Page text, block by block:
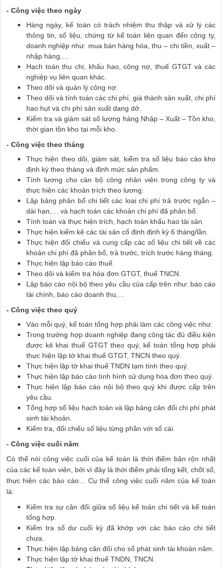
- Công việc theo ngày
Hàng ngày, kế toán có trách nhiệm thu thập và xử lý các
thông tin, số liệu, chứng từ kế toán liên quan đến công ty,
doanh nghiệp như: mua bán hàng hóa, thu – chi tiền, xuất –
nhập hàng,…
Hạch toán thu chi, khấu hao, công nợ, thuế GTGT và các
nghiệp vụ liên quan khác.
Theo dõi và quản lý công nợ.
Theo dõi và tính toán các chi phí, giá thành sản xuất, chi phí
hao hụt và chi phí sản xuất dang dở.
Kiểm tra và giám sát số lượng hàng Nhập – Xuất – Tồn kho,
thời gian tồn kho tại mỗi kho.
- Công việc theo tháng
Thực hiện theo dõi, giám sát, kiểm tra số liệu báo cáo kho
định kỳ theo tháng và định mức sản phẩm.
Tính lương cho cán bộ công nhân viên trong công ty và
thực hiện các khoản trích theo lương.
Lập bảng phân bổ chi tiết các loại chi phí trả trước ngắn –
dài hạn,… và hạch toán các khoản chi phí đã phân bổ.
Tính toán và thực hiện trích, hạch toán khấu hao tài sản.
Thực hiện kiểm kê các tài sản cố định định kỳ 6 tháng/lần.
Thực hiện đối chiếu và cung cấp các số liệu chi tiết về các
khoản chi phí đã phân bổ, trả trước, trích trước hàng tháng.
Thực hiện lập báo cáo thuế.
Theo dõi và kiểm tra hóa đơn GTGT, thuế TNCN.
Lập báo cáo nội bộ theo yêu cầu của cấp trên như: báo cáo
tài chính, báo cáo doanh thu,…
- Công việc theo quý
Vào mỗi quý, kế toán tổng hợp phải làm các công việc như:
Trong trường hợp doanh nghiệp đang công tác đủ điều kiện
được kê khai thuế GTGT theo quý, kế toán tổng hợp phải
thực hiện lập tờ khai thuế GTGT, TNCN theo quý.
Thực hiện lập tờ khai thuế TNDN tạm tính theo quý.
Thực hiện lập báo cáo tình hình sử dụng hóa đơn theo quý.
Thực hiện lập báo cáo nội bộ theo quý khi được cấp trên
yêu cầu.
Tổng hợp số liệu hạch toán và lập bảng cân đối chi phí phát
sinh tài khoản.
Kiểm tra, đối chiếu số liệu từng phần với sổ cái.
- Công việc cuối năm
Có thể nói công việc cuối của kế toán là thời điểm bận rộn nhất
của các kế toán viên, bởi vì đây là thời điểm phải tổng kết, chốt sổ,
thực hiện các báo cáo… Cụ thể công việc cuối năm của kế toán
là:
Kiểm tra sự cân đối giữa số liệu kế toán chi tiết và kế toán
tổng hợp.
Kiểm tra số dư cuối kỳ đã khớp với các báo cáo chi tiết
chưa.
Thực hiện lập bảng cân đối cho số phát sinh tài khoản năm.
Thực hiện lập tờ khai thuế TNDN, TNCN.